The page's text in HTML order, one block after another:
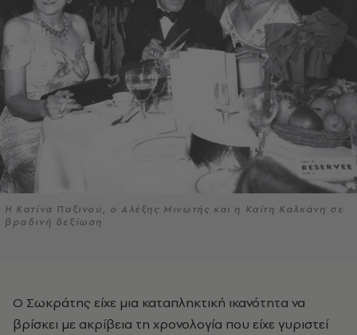
Η Κατίνα Παξινού, ο Αλέξης Μινωτής και η Καίτη Καλκάνη σε
βραδινή δεξίωση
Ο Σωκράτης είχε μια καταπληκτική ικανότητα να
βρίσκει με ακρίβεια τη χρονολογία που είχε γυριστεί